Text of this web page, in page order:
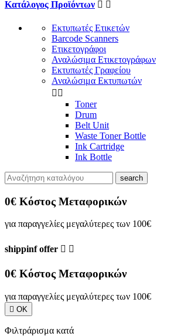
Κατάλογος Προϊόντων  
Εκτυπωτές Ετικετών
Barcode Scanners
Ετικετογράφοι
Αναλώσιμα Ετικετογράφων
Εκτυπωτές Γραφείου
Αναλώσιμα Εκτυπωτών
 
Toner
Drum
Belt Unit
Waste Toner Bottle
Ink Cartridge
Ink Bottle
search
0€ Κόστος Μεταφορικών
για παραγγελίες μεγαλύτερες των 100€
shippinf offer  
0€ Κόστος Μεταφορικών
για παραγγελίες μεγαλύτερες των 100€
 ΟΚ
Φιλτράρισμα κατά